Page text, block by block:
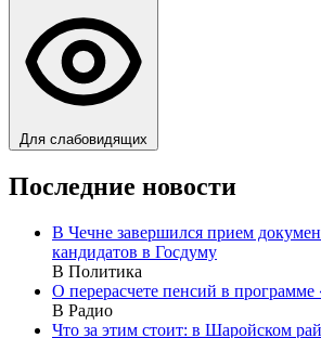
Для слабовидящих
Последние новости
В Чечне завершился прием
кандидатов в Госдуму
В Политика
О перерасчете пенсий в программе
В Радио
Что за этим стоит: в Шаройском